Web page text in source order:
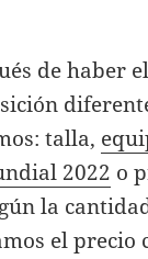
de haber
talla,
2022 o
la
el precio